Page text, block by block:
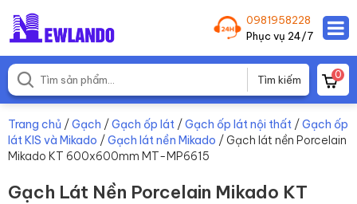
0981958228
Phục vụ 24/7
0
Trang chủ /Gạch /Gạch ốp lát /Gạch ốp lát nội thất /Gạch ốp
lát KIS và Mikado /Gạch lát nền Mikado / Gạch lát nền Porcelain
Mikado KT 600x600mm MT-MP6615
Gạch Lát Nền Porcelain Mikado KT